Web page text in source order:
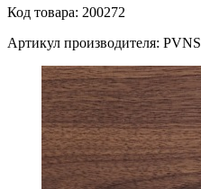
Код товара: 200272
Артикул производителя: PVNS